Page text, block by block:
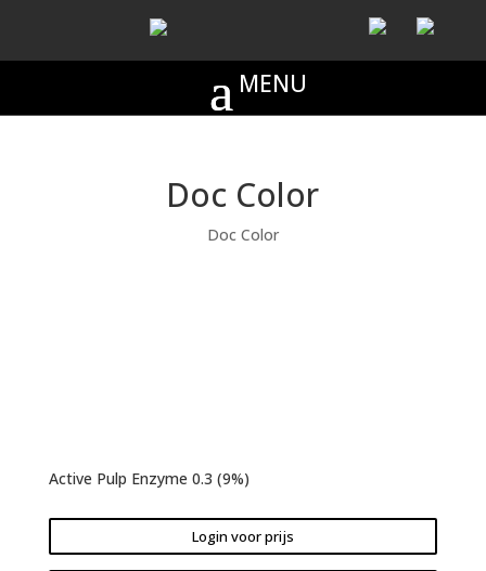
Doc Color
Doc Color
Active Pulp Enzyme 0.3 (9%)
Login voor prijs